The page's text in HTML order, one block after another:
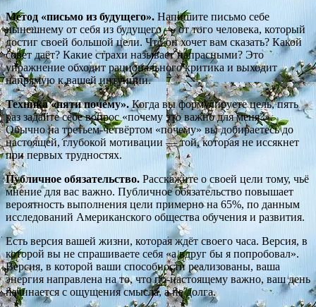
Метод «письмо из будущего». Напишите письмо себе
нынешнему от себя из будущего — от того человека, который
достиг своей большой цели. Что он хочет вам сказать? Какой
совет даёт? Какие страхи называет напрасными? Это
упражнение обходит рационального критика и выходит
напрямую к вашей интуиции.
Техника «пяти почему». Когда вы формулируете цель, пять
раз задайте себе вопрос «почему это важно для меня?».
Обычно на третьем-четвёртом «почему» вы добираетесь до
настоящей, глубокой мотивации — той, которая не иссякнет
при первых трудностях.
Публичное обязательство. Расскажите о своей цели тому, чьё
мнение для вас важно. Публичное обязательство повышает
вероятность выполнения цели примерно на 65%, по данным
исследований Американского общества обучения и развития.
Есть версия вашей жизни, которая ждёт своего часа. Версия, в
которой вы не спрашиваете себя «а вдруг бы я попробовал».
Версия, в которой ваши способности реализованы, ваша
энергия направлена на то, что по-настоящему важно, ваш день
начинается с ощущения смысла, а не долга.